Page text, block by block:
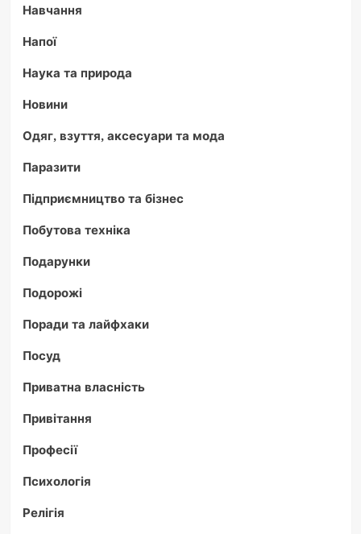
Навчання
Напої
Наука та природа
Новини
Одяг, взуття, аксесуари та мода
Паразити
Підприємництво та бізнес
Побутова техніка
Подарунки
Подорожі
Поради та лайфхаки
Посуд
Приватна власність
Привітання
Професії
Психологія
Релігія